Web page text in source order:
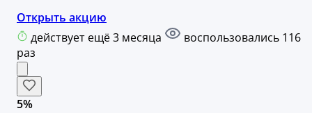
Открыть акцию
действует ещё 3 месяца
воспользовались 116
раз
5%